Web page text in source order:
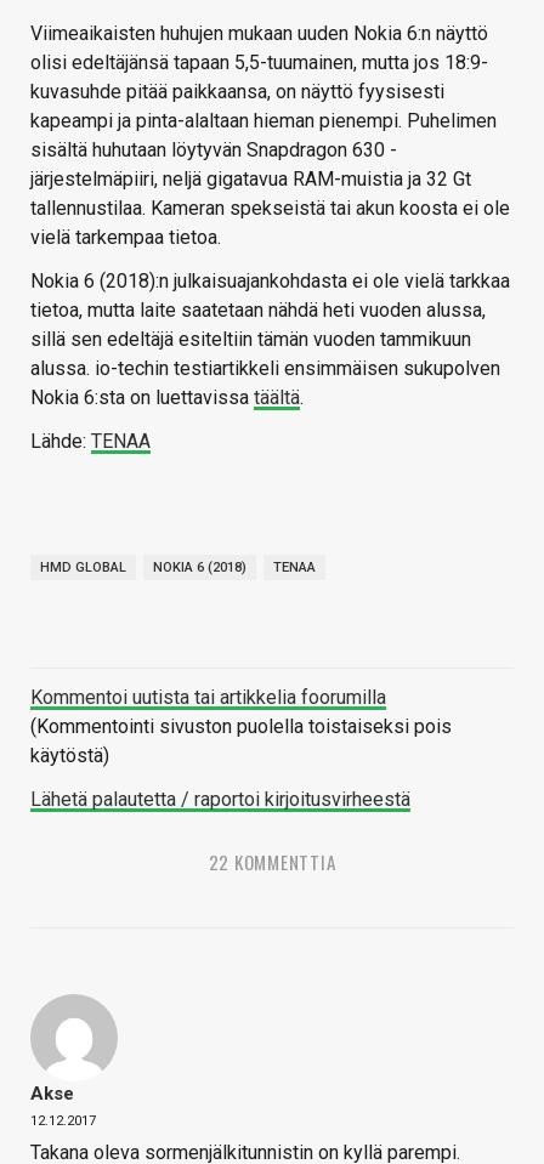
Viimeaikaisten huhujen mukaan uuden Nokia 6:n näyttö
olisi edeltäjänsä tapaan 5,5-tuumainen, mutta jos 18:9-
kuvasuhde pitää paikkaansa, on näyttö fyysisesti
kapeampi ja pinta-alaltaan hieman pienempi. Puhelimen
sisältä huhutaan löytyvän Snapdragon 630 -
järjestelmäpiiri, neljä gigatavua RAM-muistia ja 32 Gt
tallennustilaa. Kameran spekseistä tai akun koosta ei ole
vielä tarkempaa tietoa.
Nokia 6 (2018):n julkaisuajankohdasta ei ole vielä tarkkaa
tietoa, mutta laite saatetaan nähdä heti vuoden alussa,
sillä sen edeltäjä esiteltiin tämän vuoden tammikuun
alussa. io-techin testiartikkeli ensimmäisen sukupolven
Nokia 6:sta on luettavissa täältä.
Lähde: TENAA
HMD GLOBAL NOKIA 6 (2018) TENAA
Kommentoi uutista tai artikkelia foorumilla
(Kommentointi sivuston puolella toistaiseksi pois
käytöstä)
Lähetä palautetta / raportoi kirjoitusvirheestä
22 KOMMENTTIA
Akse
12.12.2017
Takana oleva sormenjälkitunnistin on kyllä parempi.